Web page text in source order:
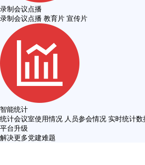
录制会议点播
录制会议点播 教育片 宣传片
智能统计
统计会议室使用情况 人员参会情况 实时统计数
平台升级
解决更多党建难题